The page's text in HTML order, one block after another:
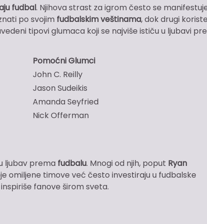
fudbal. Njihova strast za igrom često se
po svojim fudbalskim veštinama, dok drugi koriste
tipovi glumaca koji se najviše ističu u ljubavi
Pomoćni Glumci
John C. Reilly
Jason Sudeikis
Amanda Seyfried
Nick Offerman
ljubav prema fudbalu. Mnogi od njih, poput Ryan
omiljene timove već često investiraju u fudbalske
fanove širom sveta.